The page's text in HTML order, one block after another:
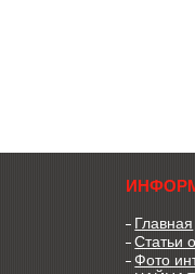
Главная
Статьи
Фото